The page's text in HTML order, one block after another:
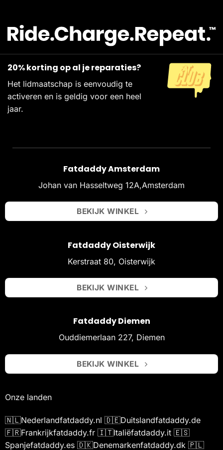
20% korting op al je reparaties?
Het lidmaatschap is eenvoudig te
activeren en is geldig voor een heel
jaar.
Fatdaddy Amsterdam
Johan van Hasseltweg 12A,Amsterdam
BEKIJK WINKEL
Fatdaddy Oisterwijk
Kerstraat 80, Oisterwijk
BEKIJK WINKEL
Fatdaddy Diemen
Ouddiemerlaan 227, Diemen
BEKIJK WINKEL
Onze landen
🇳🇱Nederlandfatdaddy.nl 🇩🇪Duitslandfatdaddy.de
🇫🇷Frankrijkfatdaddy.fr 🇮🇹Italiëfatdaddy.it 🇪🇸
Spanjefatdaddy.es 🇩🇰Denemarkenfatdaddy.dk 🇵🇱